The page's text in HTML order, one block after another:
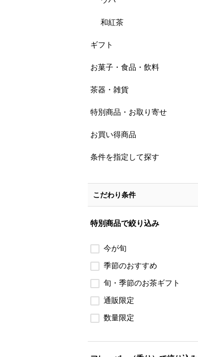
和紅茶
ギフト
お菓子・食品・飲料
茶器・雑貨
特別商品・お取り寄せ
お買い得商品
条件を指定して探す
こだわり条件
特別商品で絞り込み
今が旬
季節のおすすめ
旬・季節のお茶ギフト
通販限定
数量限定